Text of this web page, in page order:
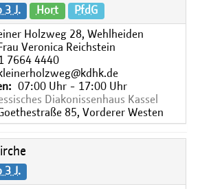
3 J. Hort PfdG
Holzweg 28, Wehlheiden
Frau Veronica Reichstein
7664 4440
07:00 Uhr - 17:00 Uhr
Diakonissenhaus Kassel
85, Vorderer Westen
3 J.